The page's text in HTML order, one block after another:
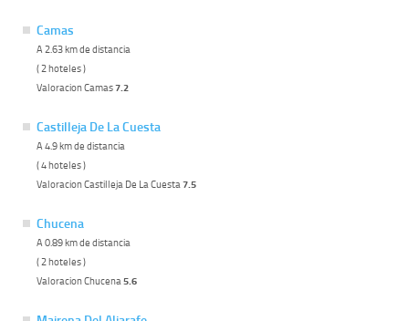
Camas
A 2.63 km de distancia
( 2 hoteles )
Valoracion Camas7.2
Castilleja De La Cuesta
A 4.9 km de distancia
( 4 hoteles )
Valoracion Castilleja De La Cuesta7.5
Chucena
A 0.89 km de distancia
( 2 hoteles )
Valoracion Chucena5.6